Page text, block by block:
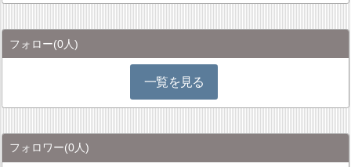
フォロー(0人)
一覧を見る
フォロワー(0人)